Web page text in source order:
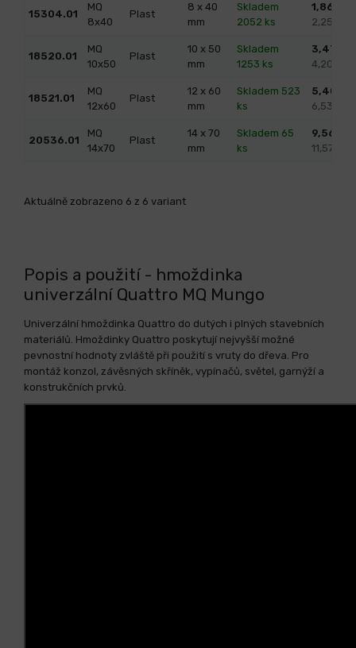
15304.01
MQ
8x40
Plast
8 x 40
mm
Skladem
2052 ks
1,86
2,25 s
18520.01
MQ
10x50
Plast
10 x 50
mm
Skladem
1253 ks
3,47
4,20 s
18521.01
MQ
12x60
Plast
12 x 60
mm
Skladem 523
ks
5,40
6,53 s
20536.01
MQ
14x70
Plast
14 x 70
mm
Skladem 65
ks
9,56
11,57 s
Aktuálně zobrazeno 6 z 6 variant
Popis a použití - hmoždinka
univerzální Quattro MQ Mungo
Univerzální hmoždinka Quattro do dutých i plných stavebních
materiálů. Hmoždinky Quattro poskytují nejvyšší možné
pevnostní hodnoty zvláště při použití s vruty do dřeva. Pro
montáž konzol, závěsných skříněk, vypínačů, světel, garnýží a
konstrukčních prvků.